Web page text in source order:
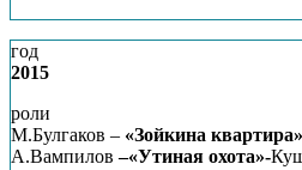
год
2015
роли
М.Булгаков – «Зойкина квартира»
А.Вампилов–«Утиная охота»-